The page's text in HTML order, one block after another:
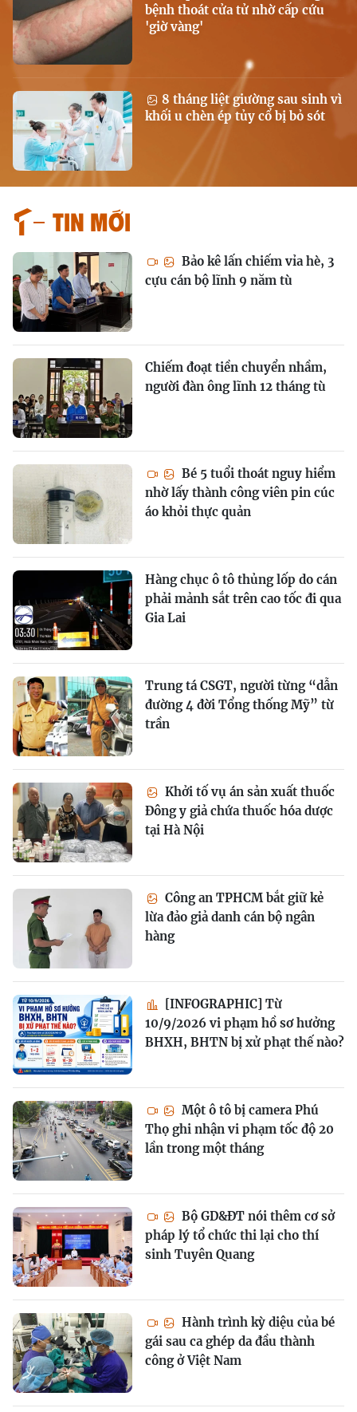
bệnh thoát cửa tử nhờ cấp cứu
'giờ vàng'
8 tháng liệt giường sau sinh vì
khối u chèn ép tủy cổ bị bỏ sót
Tin mới
Bảo kê lấn chiếm vỉa hè, 3
cựu cán bộ lĩnh 9 năm tù
Chiếm đoạt tiền chuyển nhầm,
người đàn ông lĩnh 12 tháng tù
Bé 5 tuổi thoát nguy hiểm
nhờ lấy thành công viên pin cúc
áo khỏi thực quản
Hàng chục ô tô thủng lốp do cán
phải mảnh sắt trên cao tốc đi qua
Gia Lai
Trung tá CSGT, người từng “dẫn
đường 4 đời Tổng thống Mỹ” từ
trần
Khởi tố vụ án sản xuất thuốc
Đông y giả chứa thuốc hóa dược
tại Hà Nội
Công an TPHCM bắt giữ kẻ
lừa đảo giả danh cán bộ ngân
hàng
[INFOGRAPHIC] Từ
10/9/2026 vi phạm hồ sơ hưởng
BHXH, BHTN bị xử phạt thế nào?
Một ô tô bị camera Phú
Thọ ghi nhận vi phạm tốc độ 20
lần trong một tháng
Bộ GD&ĐT nói thêm cơ sở
pháp lý tổ chức thi lại cho thí
sinh Tuyên Quang
Hành trình kỳ diệu của bé
gái sau ca ghép da đầu thành
công ở Việt Nam